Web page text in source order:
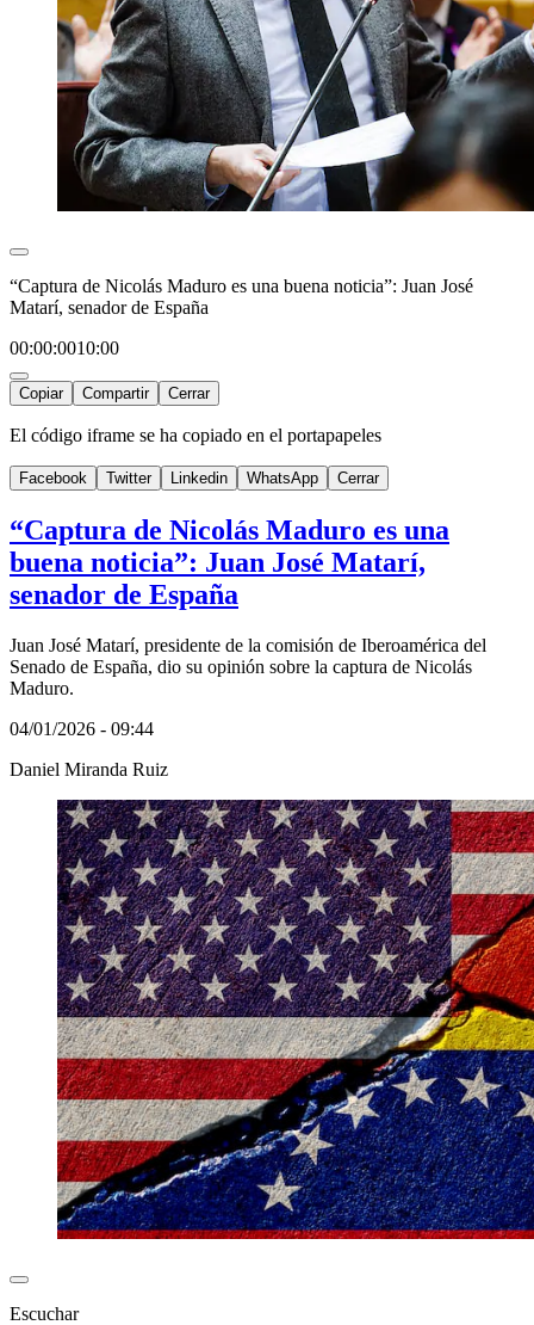
“Captura de Nicolás Maduro es una buena noticia”: Juan José
Matarí, senador de España
00:00:0010:00
Copiar Compartir Cerrar
El código iframe se ha copiado en el portapapeles
Facebook Twitter Linkedin WhatsApp Cerrar
“Captura de Nicolás Maduro es una
buena noticia”: Juan José Matarí,
senador de España
Juan José Matarí, presidente de la comisión de Iberoamérica del
Senado de España, dio su opinión sobre la captura de Nicolás
Maduro.
04/01/2026 - 09:44
Daniel Miranda Ruiz
Escuchar